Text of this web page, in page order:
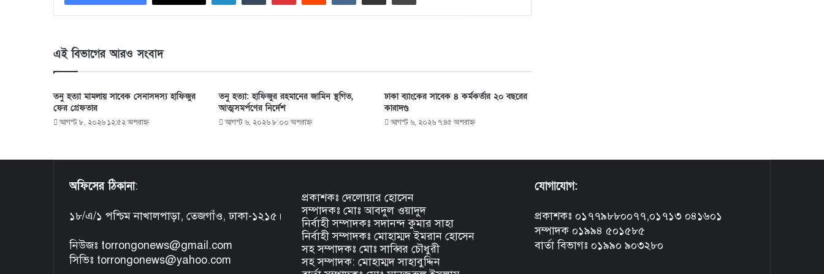
এই বিভাগের আরও সংবাদ
তনু হত্যা মামলায় সাবেক সেনাসদস্য হাফিজুর
ফের গ্রেফতার
আগস্ট ৮, ২০২৬ ১২:৫২ অপরাহ্ণ
তনু হত্যা: হাফিজুর রহমানের জামিন স্থগিত,
আত্মসমর্পণের নির্দেশ
আগস্ট ৬, ২০২৬ ৮:০০ অপরাহ্ণ
ঢাকা ব্যাংকের সাবেক ৪ কর্মকর্তার ২০ বছরের
কারাদণ্ড
আগস্ট ৬, ২০২৬ ৭:৪৫ অপরাহ্ণ
অফিসের ঠিকানা:
১৮/এ/১ পশ্চিম নাখালপাড়া, তেজগাঁও, ঢাকা-১২১৫।
নিউজঃ torrongonews@gmail.com
সিভিঃ torrongonews@yahoo.com
প্রকাশকঃ দেলোয়ার হোসেন
সম্পাদকঃ মোঃ আবদুল ওয়াদুদ
নির্বাহী সম্পাদকঃ সদানন্দ কুমার সাহা
নির্বাহী সম্পাদকঃ মোহাম্মদ ইমরান হোসেন
সহ সম্পাদকঃ মোঃ সাব্বির চৌধুরী
সহ সম্পাদক: মোহাম্মদ সাহাবুদ্দিন
যোগাযোগ:
প্রকাশকঃ ০১৭৭৯৮৮০০৭৭,০১৭১৩ ০৪১৬০১
সম্পাদক ০১৯৯৪ ৫০১৫৮৫
বার্তা বিভাগঃ ০১৯৯০ ৯০৩২৮০